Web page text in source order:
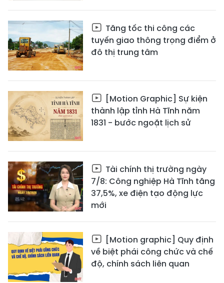
Tăng tốc thi công các
tuyến giao thông trọng điểm ở
đô thị trung tâm
[Motion Graphic] Sự kiện
thành lập tỉnh Hà Tĩnh năm
1831 - bước ngoặt lịch sử
Tài chính thị trường ngày
7/8: Công nghiệp Hà Tĩnh tăng
37,5%, xe điện tạo động lực
mới
[Motion graphic] Quy định
về biệt phái công chức và chế
độ, chính sách liên quan